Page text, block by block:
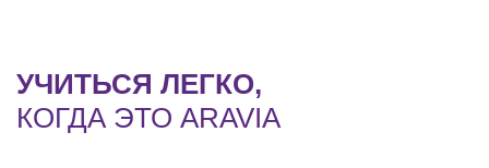
УЧИТЬСЯ ЛЕГКО,
КОГДА ЭТО ARAVIA